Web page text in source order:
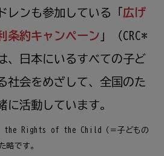
レンも参加 している「 広 げ
条約キャンペーン 」（CRC*
、
日本にいるすべての子ど
社会をめざして、 全国 のた
に活動 しています。
the Rights of the Child（＝子どもの
略です。